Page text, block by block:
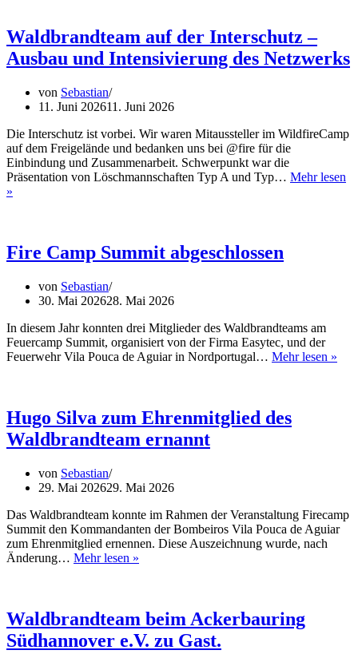
–
Waldbrandteam
als
Waldbrandteam auf der Interschutz –
Ausbau und Intensivierung des Netzwerks
von Sebastian
11. Juni 202611. Juni 2026
Die Interschutz ist vorbei. Wir waren Mitaussteller im WildfireCamp
auf dem Freigelände und bedanken uns bei @fire für die
Einbindung und Zusammenarbeit. Schwerpunkt war die
Präsentation von Löschmannschaften Typ A und Typ… Mehr lesen
»
–
Ausbau
Intensivierung
des
Fire Camp Summit abgeschlossen
von Sebastian
30. Mai 202628. Mai 2026
In diesem Jahr konnten drei Mitglieder des Waldbrandteams am
Feuercamp Summit, organisiert von der Firma Easytec, und der
Feuerwehr Vila Pouca de Aguiar in Nordportugal… Mehr lesen »
Hugo Silva zum Ehrenmitglied des
Waldbrandteam ernannt
von Sebastian
29. Mai 202629. Mai 2026
Das Waldbrandteam konnte im Rahmen der Veranstaltung Firecamp
Summit den Kommandanten der Bombeiros Vila Pouca de Aguiar
zum Ehrenmitglied ernennen. Diese Auszeichnung wurde, nach
Änderung… Mehr lesen »
des
Waldbrandteam
ernannt
Waldbrandteam beim Ackerbauring
Südhannover e.V. zu Gast.